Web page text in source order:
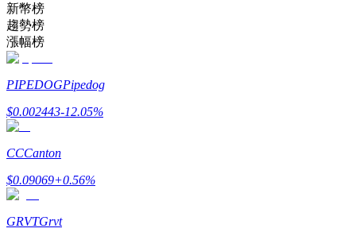
成為跟單交易員
新幣榜
趨勢榜
漲幅榜
PIPEDOGPipedog
$0.002443-12.05%
CCCanton
$0.09069+0.56%
GRVTGrvt